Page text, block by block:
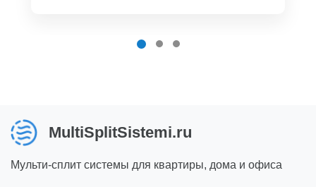
MultiSplitSistemi.ru
Мульти-сплит системы для квартиры, дома и офиса